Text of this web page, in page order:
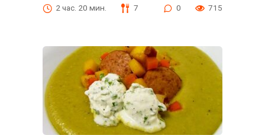
2 час. 20 мин. 7 0 715